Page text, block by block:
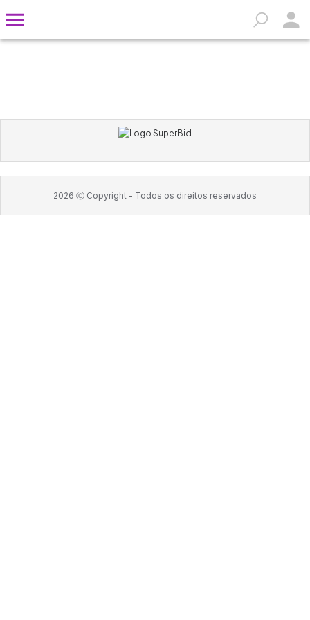
2026 Ⓒ Copyright - Todos os direitos reservados